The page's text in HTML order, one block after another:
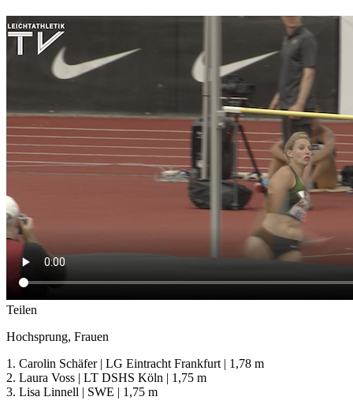
Teilen
Hochsprung, Frauen
1. Carolin Schäfer | LG Eintracht Frankfurt | 1,78 m
2. Laura Voss | LT DSHS Köln | 1,75 m
3. Lisa Linnell | SWE | 1,75 m